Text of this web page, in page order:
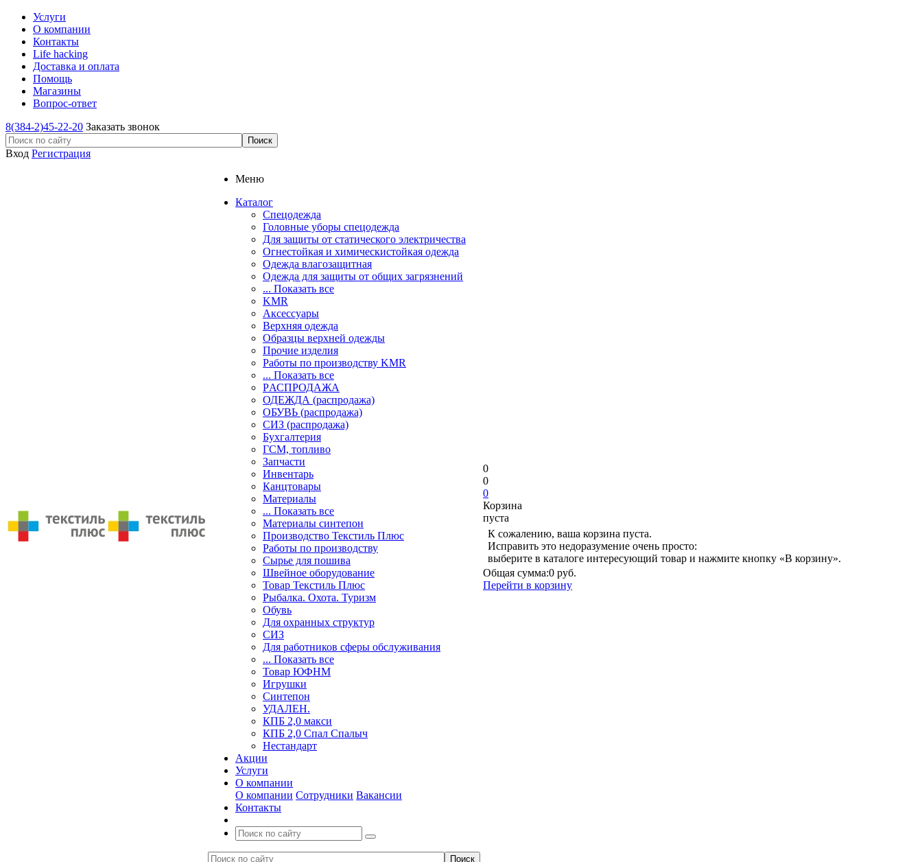
Услуги
О компании
Контакты
Life hacking
Доставка и оплата
Помощь
Магазины
Вопрос-ответ
8(384-2)45-22-20 Заказать звонок
Вход Регистрация
Меню
Каталог
Спецодежда
Головные уборы спецодежда
Для защиты от статического электричества
Огнестойкая и химическистойкая одежда
Одежда влагозащитная
Одежда для защиты от общих загрязнений
... Показать все
KMR
Аксессуары
Верхняя одежда
Образцы верхней одежды
Прочие изделия
Работы по производству KMR
... Показать все
PАСПРОДАЖА
ОДЕЖДА (распродажа)
ОБУВЬ (распродажа)
СИЗ (распродажа)
Бухгалтерия
ГСМ, топливо
Запчасти
Инвентарь
Канцтовары
Материалы
... Показать все
Материалы синтепон
Производство Текстиль Плюс
Работы по производству
Сырье для пошива
Швейное оборудование
Товар Текстиль Плюс
Рыбалка. Охота. Туризм
Обувь
Для охранных структур
СИЗ
Для работников сферы обслуживания
... Показать все
Товар ЮФНМ
Игрушки
Синтепон
УДАЛЕН.
КПБ 2,0 макси
КПБ 2,0 Спал Спалыч
Нестандарт
Акции
Услуги
О компании
О компании Сотрудники Вакансии
Контакты
0
0
0
Корзина
пуста
К сожалению, ваша корзина пуста.
Исправить это недоразумение очень просто:
выберите в каталоге интересующий товар и нажмите кнопку «В корзину».
Общая сумма:0 руб.
Перейти в корзину